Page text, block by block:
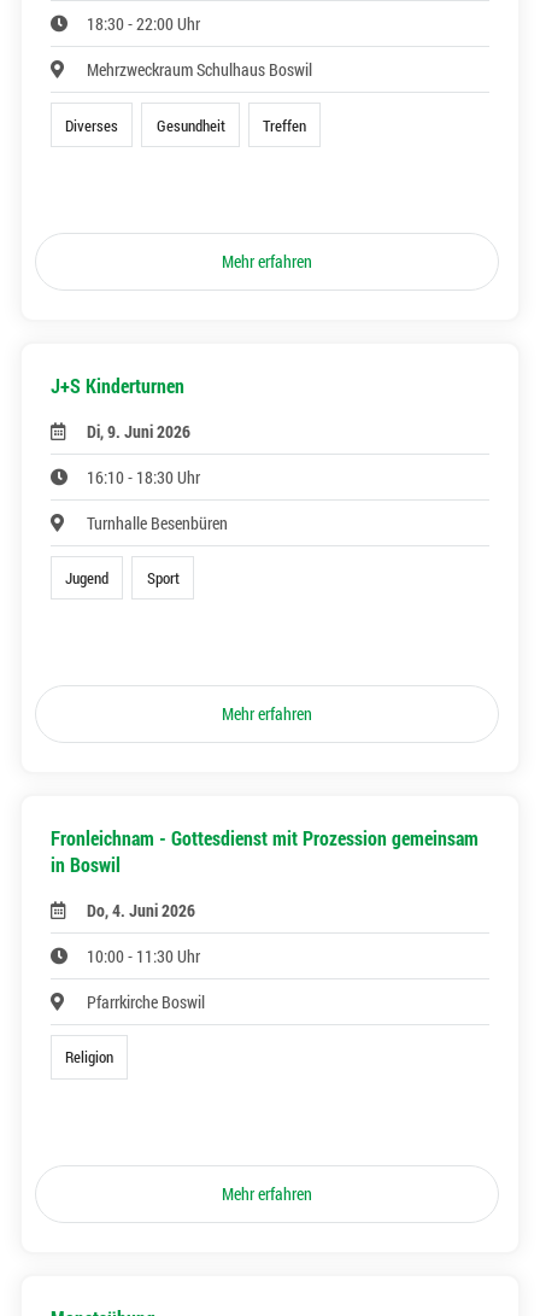
18:30 - 22:00 Uhr
Mehrzweckraum Schulhaus Boswil
Diverses Gesundheit Treffen
Mehr erfahren
J+S Kinderturnen
Di, 9. Juni 2026
16:10 - 18:30 Uhr
Turnhalle Besenbüren
Jugend Sport
Mehr erfahren
Fronleichnam - Gottesdienst mit Prozession gemeinsam
in Boswil
Do, 4. Juni 2026
10:00 - 11:30 Uhr
Pfarrkirche Boswil
Religion
Mehr erfahren